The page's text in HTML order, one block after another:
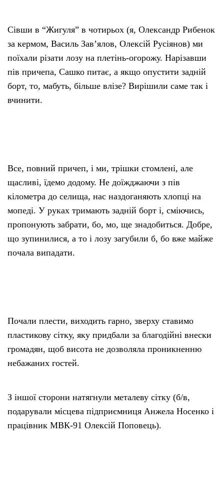
Сівши в “Жигуля” в чотирьох (я, Олександр Рибенок
за кермом, Василь Зав’ялов, Олексій Русіянов) ми
поїхали різати лозу на плетінь-огорожу. Нарізавши
пів причепа, Сашко питає, а якщо опустити задній
борт, то, мабуть, більше влізе? Вирішили саме так і
вчинити.
Все, повний причеп, і ми, трішки стомлені, але
щасливі, їдемо додому. Не доїжджаючи з пів
кілометра до селища, нас наздоганяють хлопці на
мопеді. У руках тримають задній борт і, сміючись,
пропонують забрати, бо, мо, ще знадобиться. Добре,
що зупинилися, а то і лозу загубили б, бо вже майже
почала випадати.
Почали плести, виходить гарно, зверху ставимо
пластикову сітку, яку придбали за благодійні внески
громадян, щоб висота не дозволяла проникненню
небажаних гостей.
З іншої сторони натягнули металеву сітку (б/в,
подарували місцева підприємниця Анжела Носенко і
працівник МВК-91 Олексій Поповець).